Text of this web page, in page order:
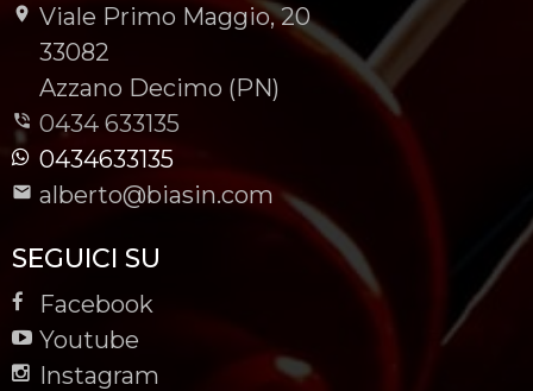
Viale Primo Maggio, 20
-
33082
-
Azzano Decimo (PN)
0434 633135
0434633135
alberto@biasin.com
SEGUICI SU
Facebook
Youtube
Instagram